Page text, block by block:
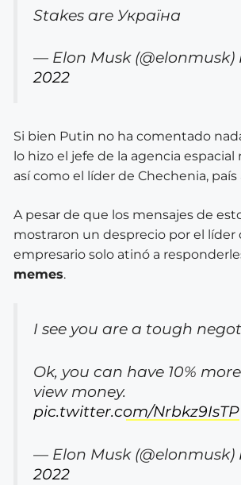
Stakes are Україна
— Elon Musk (@elonmusk)
2022
Si bien Putin no ha comentado
lo hizo el jefe de la agencia espacial
así como el líder de Chechenia, país
A pesar de que los mensajes de
mostraron un desprecio por el líder
empresario solo atinó a
memes.
I see you are a tough
Ok, you can have 10%
view money.
pic.twitter.com/Nrbkz9IsTP
— Elon Musk (@elonmusk)
2022